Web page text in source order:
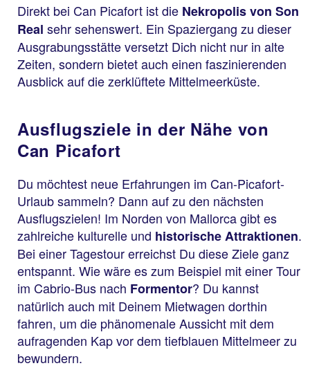
Direkt bei Can Picafort ist die Nekropolis von Son
Real sehr sehenswert. Ein Spaziergang zu dieser
Ausgrabungsstätte versetzt Dich nicht nur in alte
Zeiten, sondern bietet auch einen faszinierenden
Ausblick auf die zerklüftete Mittelmeerküste.
Ausflugsziele in der Nähe von
Can Picafort
Du möchtest neue Erfahrungen im Can-Picafort-
Urlaub sammeln? Dann auf zu den nächsten
Ausflugszielen! Im Norden von Mallorca gibt es
zahlreiche kulturelle und historische Attraktionen.
Bei einer Tagestour erreichst Du diese Ziele ganz
entspannt. Wie wäre es zum Beispiel mit einer Tour
im Cabrio-Bus nach Formentor? Du kannst
natürlich auch mit Deinem Mietwagen dorthin
fahren, um die phänomenale Aussicht mit dem
aufragenden Kap vor dem tiefblauen Mittelmeer zu
bewundern.